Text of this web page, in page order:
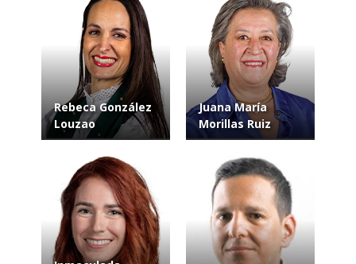
Rebeca González
Louzao
Juana María
Morillas Ruiz